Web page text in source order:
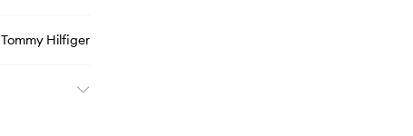
Tommy Hilfiger